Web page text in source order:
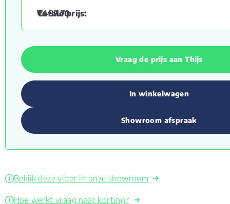
€487.70
Vraag de prijs aan Thijs
In winkelwagen
Showroom afspraak
Bekijk deze vloer in onze showroom
Hoe werkt vraag naar korting?